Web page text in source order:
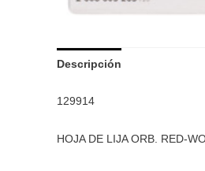
Descripción
129914
HOJA DE LIJA ORB. RED-